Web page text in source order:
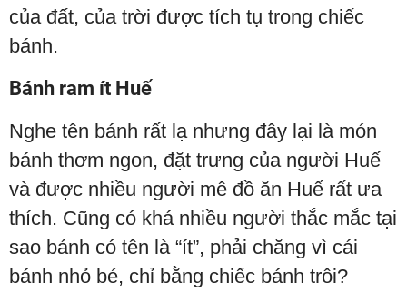
của đất, của trời được tích tụ trong chiếc
bánh.
Bánh ram ít Huế
Nghe tên bánh rất lạ nhưng đây lại là món
bánh thơm ngon, đặt trưng của người Huế
và được nhiều người mê đồ ăn Huế rất ưa
thích. Cũng có khá nhiều người thắc mắc tại
sao bánh có tên là “ít”, phải chăng vì cái
bánh nhỏ bé, chỉ bằng chiếc bánh trôi?